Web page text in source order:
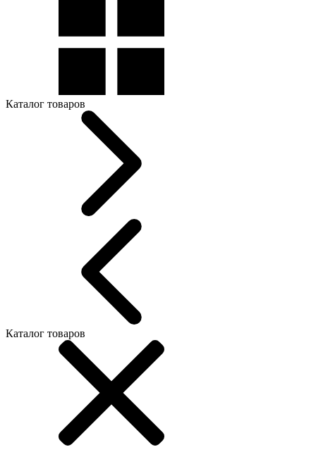
Каталог товаров
Каталог товаров